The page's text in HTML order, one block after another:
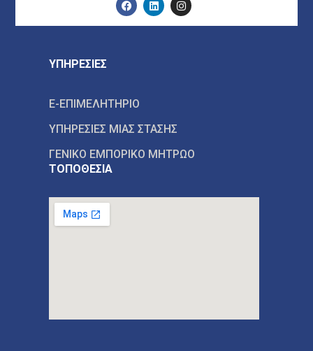
ΥΠΗΡΕΣΙΕΣ
E-ΕΠΙΜΕΛΗΤΗΡΙΟ
ΥΠΗΡΕΣΙΕΣ ΜΙΑΣ ΣΤΑΣΗΣ
ΓΕΝΙΚΟ ΕΜΠΟΡΙΚΟ ΜΗΤΡΩΟ
ΤΟΠΟΘΕΣΙΑ